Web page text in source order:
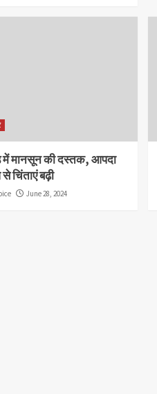
में मानसून की दस्तक, आपदा
चिंताएं बढ़ी
June 28, 2024